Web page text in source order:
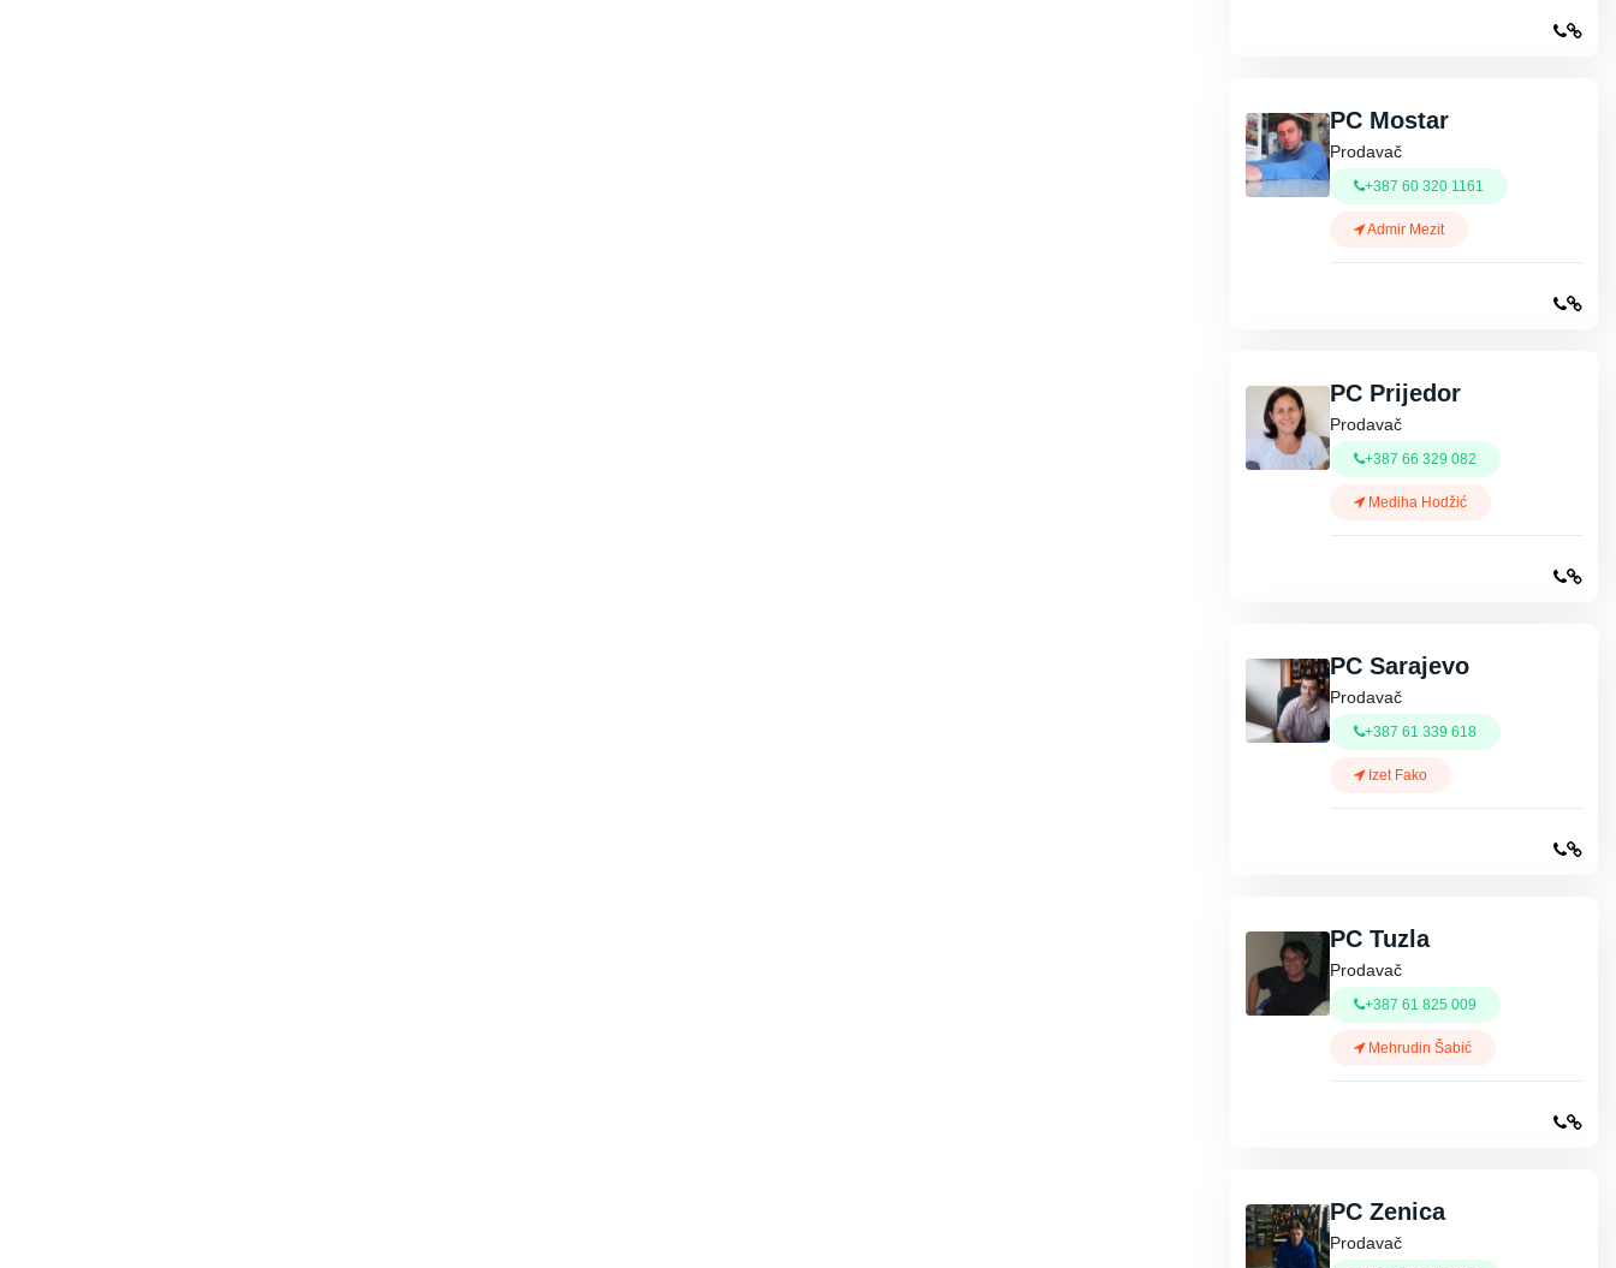
PC Mostar
Prodavač
+387 60 320 1161
Admir Mezit
PC Prijedor
Prodavač
+387 66 329 082
Mediha Hodžić
PC Sarajevo
Prodavač
+387 61 339 618
Izet Fako
PC Tuzla
Prodavač
+387 61 825 009
Mehrudin Šabić
PC Zenica
Prodavač